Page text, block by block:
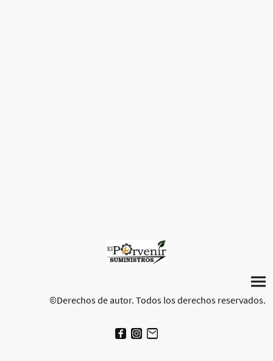
©Derechos de autor. Todos los derechos reservados.